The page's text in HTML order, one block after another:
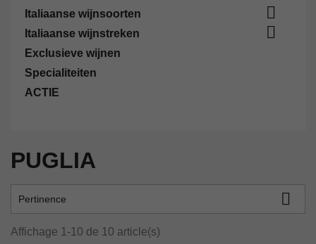
Italiaanse wijnsoorten 
Italiaanse wijnstreken 
Exclusieve wijnen
Specialiteiten
ACTIE
PUGLIA
Pertinence 
Affichage 1-10 de 10 article(s)